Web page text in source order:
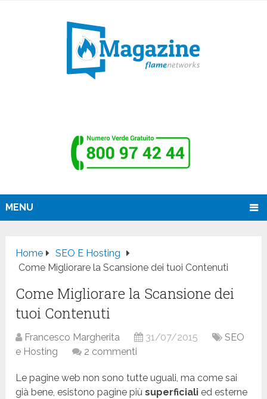
MENU
Home
SEO E Hosting
Come Migliorare la Scansione dei tuoi Contenuti
Come Migliorare la Scansione dei
tuoi Contenuti
Francesco Margherita 31/07/2015
SEO
e Hosting
2 commenti
Le pagine web non sono tutte uguali, ma come sai
già bene, esistono pagine piùsuperficiali ed esterne